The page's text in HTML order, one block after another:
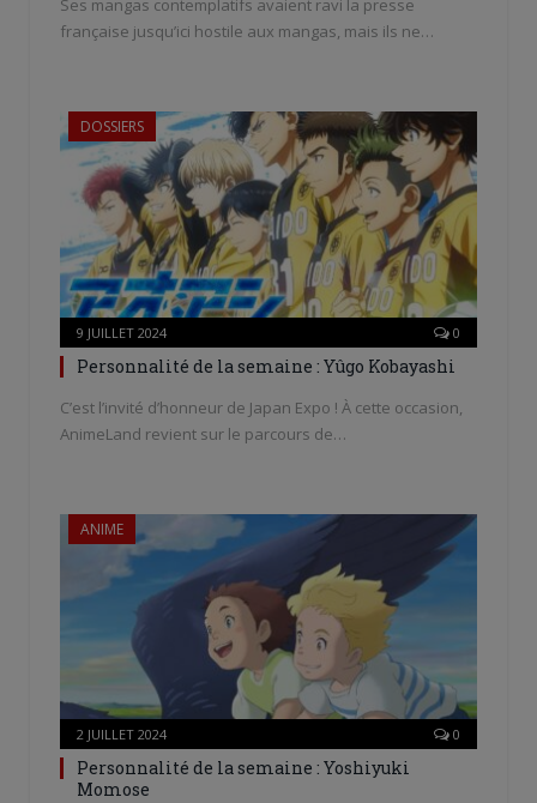
Ses mangas contemplatifs avaient ravi la presse
française jusqu’ici hostile aux mangas, mais ils ne…
DOSSIERS
9 JUILLET 2024 0
Personnalité de la semaine : Yûgo Kobayashi
C’est l’invité d’honneur de Japan Expo ! À cette occasion,
AnimeLand revient sur le parcours de…
ANIME
2 JUILLET 2024 0
Personnalité de la semaine : Yoshiyuki
Momose